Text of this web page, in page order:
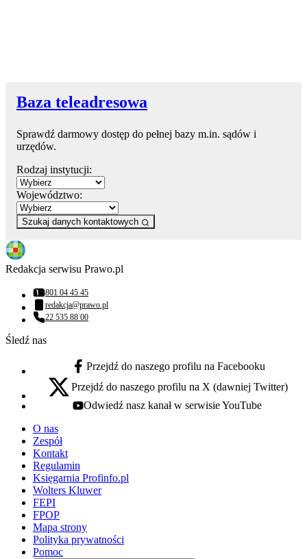
Baza teleadresowa
Sprawdź darmowy dostęp do pełnej bazy m.in. sądów i
urzędów.
Rodzaj instytucji:
Województwo:
Szukaj danych kontaktowych
Redakcja serwisu Prawo.pl
Numer telefonu:
801 04 45 45
Adres email:
redakcja@prawo.pl
Numer telefonu:
22 535 88 00
Śledź nas
facebook - otwiera się w nowej karcie
Przejdź do naszego profilu na Facebooku
x - otwiera się w nowej karcie
Przejdź do naszego profilu na X (dawniej Twitter)
youtube - otwiera się w nowej karcie
Odwiedź nasz kanał w serwisie YouTube
O nas
Zespół
Kontakt
Regulamin
Księgarnia Profinfo.pl
Wolters Kluwer
FEPI
FPOP
Mapa strony
Polityka prywatności
Pomoc